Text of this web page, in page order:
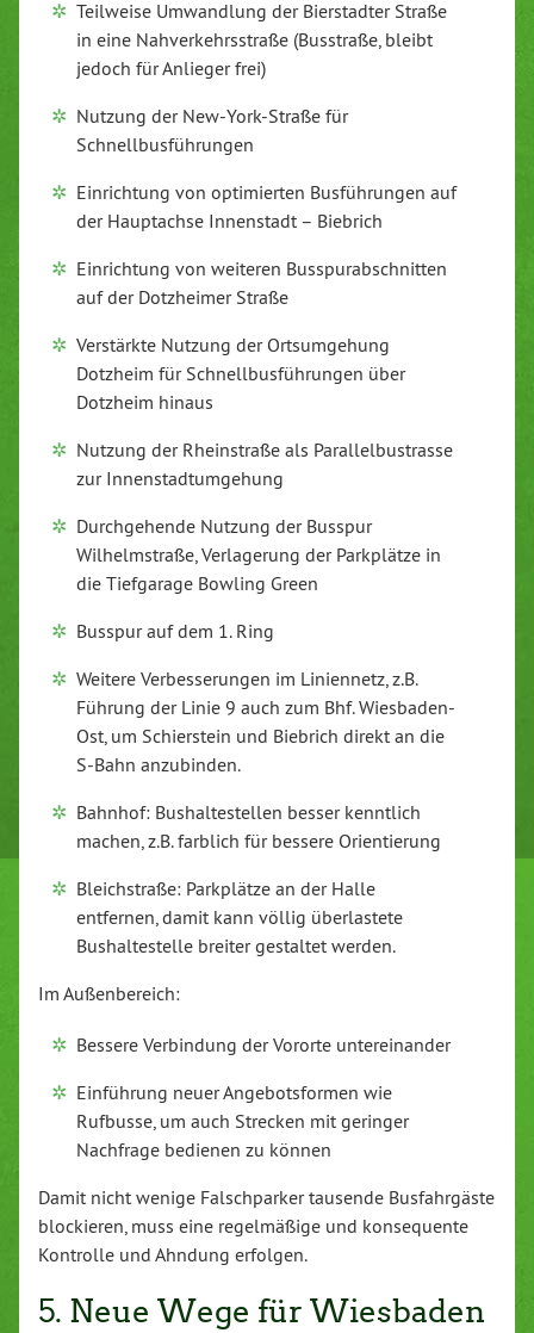
Teilweise Umwandlung der Bierstadter Straße
in eine Nahverkehrsstraße (Busstraße, bleibt
jedoch für Anlieger frei)
Nutzung der New-York-Straße für
Schnellbusführungen
Einrichtung von optimierten Busführungen auf
der Hauptachse Innenstadt – Biebrich
Einrichtung von weiteren Busspurabschnitten
auf der Dotzheimer Straße
Verstärkte Nutzung der Ortsumgehung
Dotzheim für Schnellbusführungen über
Dotzheim hinaus
Nutzung der Rheinstraße als Parallelbustrasse
zur Innenstadtumgehung
Durchgehende Nutzung der Busspur
Wilhelmstraße, Verlagerung der Parkplätze in
die Tiefgarage Bowling Green
Busspur auf dem 1. Ring
Weitere Verbesserungen im Liniennetz, z.B.
Führung der Linie 9 auch zum Bhf. Wiesbaden-
Ost, um Schierstein und Biebrich direkt an die
S-Bahn anzubinden.
Bahnhof: Bushaltestellen besser kenntlich
machen, z.B. farblich für bessere Orientierung
Bleichstraße: Parkplätze an der Halle
entfernen, damit kann völlig überlastete
Bushaltestelle breiter gestaltet werden.
Im Außenbereich:
Bessere Verbindung der Vororte untereinander
Einführung neuer Angebotsformen wie
Rufbusse, um auch Strecken mit geringer
Nachfrage bedienen zu können
Damit nicht wenige Falschparker tausende Busfahrgäste
blockieren, muss eine regelmäßige und konsequente
Kontrolle und Ahndung erfolgen.
5. Neue Wege für Wiesbaden